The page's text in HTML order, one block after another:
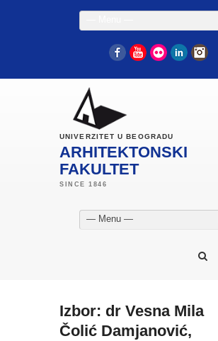
FacebookYouTube
Flickr LinkedIn
UNIVERZITET U BEOGRADU
ARHITEKTONSKI
FAKULTET
— Menu —
Izbor: dr Vesna Mila
Čolić Damjanović,